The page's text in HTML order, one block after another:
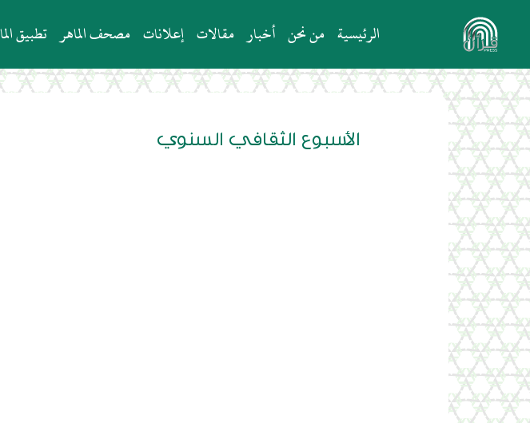
الرئيسية من نحن أخبار مقالات إعلانات مصحف الماهر تطبيق
الأسبوع الثقافي السنوي